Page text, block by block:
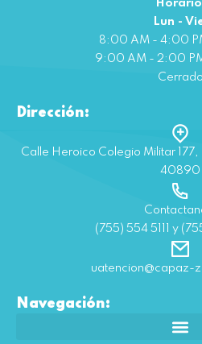
Lun -
8:00 AM - 4:00
9:00 AM - 2:00
Cerrado
Dirección:
Calle Heroico Colegio Militar
40890
(755) 554 5111 y
uatencion@capaz-
Navegación: